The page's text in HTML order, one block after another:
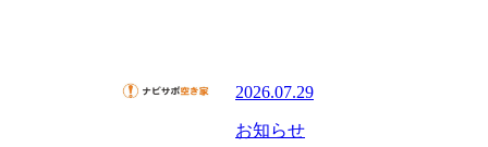
2026.07.29
お知らせ